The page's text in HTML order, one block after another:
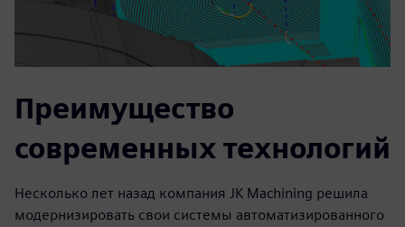
Преимущество
современных технологий
Несколько лет назад компания JK Machining решила
модернизировать свои системы автоматизированного